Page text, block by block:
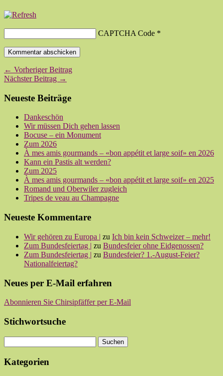
CAPTCHA Code *
← Vorheriger Beitrag
Nächster Beitrag →
Neueste Beiträge
Dankeschön
Wir müssen Dich gehen lassen
Bocuse – ein Monument
Zum 2026
À mes amis gourmands – «bon appétit et large soif» en 2026
Kann ein Pastis alt werden?
Zum 2025
À mes amis gourmands – «bon appétit et large soif» en 2025
Romand und Oberwiler zugleich
Tripes de veau au Champagne
Neueste Kommentare
Wir gehören zu Europa | zu Ich bin kein Schweizer – mehr!
Zum Bundesfeiertag | zu Bundesfeier ohne Eidgenossen?
Zum Bundesfeiertag | zu Bundesfeier? 1.-August-Feier?
Nationalfeiertag?
Neues per E-Mail erfahren
Abonnieren Sie Chirsipfäffer per E-Mail
Stichwortsuche
Kategorien